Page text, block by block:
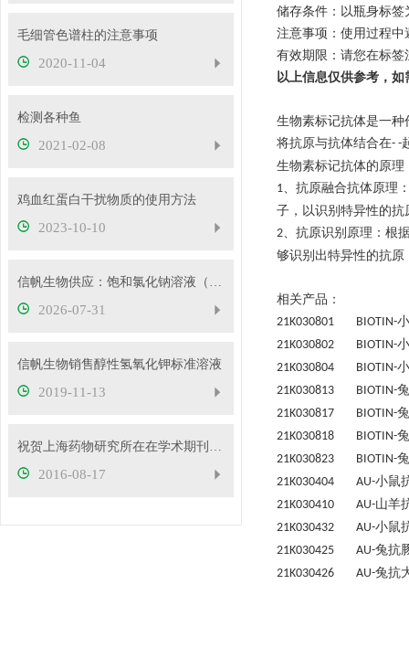
毛细管色谱柱的注意事项
2020-11-04
检测各种鱼
2021-02-08
鸡血红蛋白干扰物质的使用方法
2023-10-10
信帆生物供应：饱和氯化钠溶液（26.5%）
2026-07-31
信帆生物销售醇性氢氧化钾标准溶液
2019-11-13
祝贺上海药物研究所在在学术期刊elife在线发表研究论文
2016-08-17
储存条件： 以瓶身标签
注意事项：使用过程
有效期限：请您在标
以上信息仅供参考，
生物素标记抗体是一
将抗原与抗体结合在- -
生物素标记抗体的原理
1、抗原融合抗体原理
子，以识别特异性的抗
2、 抗原识别原理 ： 根
够识别出特异性的抗
相关产品：
21K030801 BIOTIN-
21K030802 BIOTIN-
21K030804 BIOTIN-
21K030813 BIOTIN-
21K030817 BIOTIN-
21K030818 BIOTIN-
21K030823 BIOTIN-
21K030404 AU-小鼠
21K030410 AU-山羊
21K030432 AU-小鼠
21K030425 AU-兔抗
21K030426 AU-兔抗